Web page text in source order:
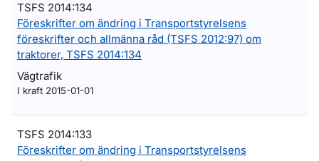
TSFS 2014:134
Föreskrifter om ändring i Transportstyrelsens
föreskrifter och allmänna råd (TSFS 2012:97) om
traktorer, TSFS 2014:134
Vägtrafik
I kraft 2015-01-01
TSFS 2014:133
Föreskrifter om ändring i Transportstyrelsens